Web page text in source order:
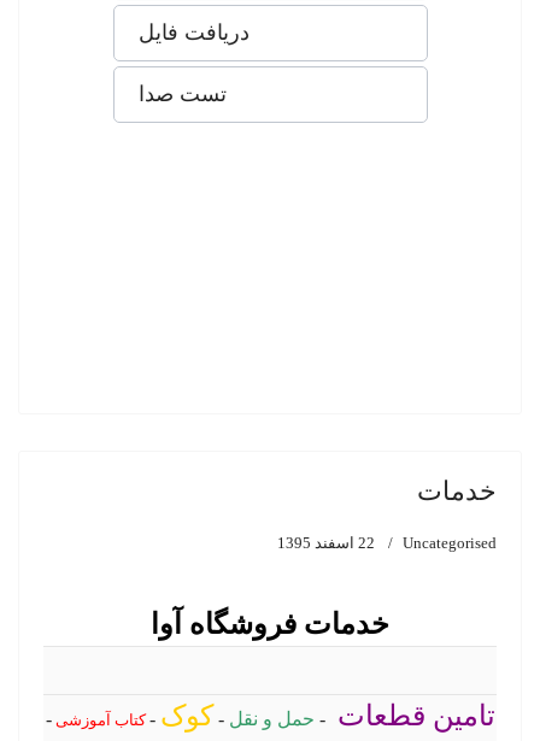
دریافت فایل
تست صدا
خدمات
Uncategorised 22 اسفند 1395
خدمات فروشگاه آوا
تامین قطعات - حمل و نقل - کوک -کتاب آموزشی-